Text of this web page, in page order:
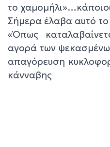
το
Σήμερα έλαβα αυτό
«Όπως
αγορά των
απαγόρευση
κάνναβης